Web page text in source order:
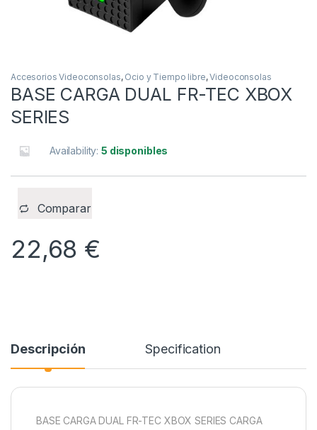
Accesorios Videoconsolas, Ocio y Tiempo libre,Videoconsolas
BASE CARGA DUAL FR-TEC XBOX
SERIES
Availability:5 disponibles
Comparar
22,68 €
Descripción Specification
BASE CARGA DUAL FR-TEC XBOX SERIES CARGA